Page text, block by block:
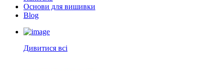
Основи для вишивки
Blog
Дивитися всі